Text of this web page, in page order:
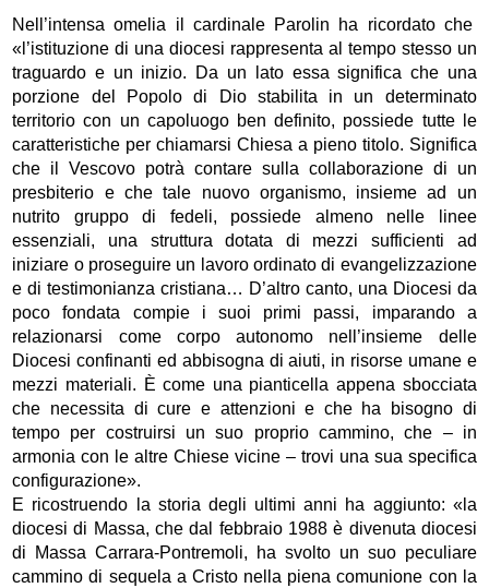
Nell’intensa omelia il cardinale Parolin ha ricordato che
«l’istituzione di una diocesi rappresenta al tempo stesso un
traguardo e un inizio. Da un lato essa significa che una
porzione del Popolo di Dio stabilita in un determinato
territorio con un capoluogo ben definito, possiede tutte le
caratteristiche per chiamarsi Chiesa a pieno titolo. Significa
che il Vescovo potrà contare sulla collaborazione di un
presbiterio e che tale nuovo organismo, insieme ad un
nutrito gruppo di fedeli, possiede almeno nelle linee
essenziali, una struttura dotata di mezzi sufficienti ad
iniziare o proseguire un lavoro ordinato di evangelizzazione
e di testimonianza cristiana… D’altro canto, una Diocesi da
poco fondata compie i suoi primi passi, imparando a
relazionarsi come corpo autonomo nell’insieme delle
Diocesi confinanti ed abbisogna di aiuti, in risorse umane e
mezzi materiali. È come una pianticella appena sbocciata
che necessita di cure e attenzioni e che ha bisogno di
tempo per costruirsi un suo proprio cammino, che – in
armonia con le altre Chiese vicine – trovi una sua specifica
configurazione».
E ricostruendo la storia degli ultimi anni ha aggiunto: «la
diocesi di Massa, che dal febbraio 1988 è divenuta diocesi
di Massa Carrara-Pontremoli, ha svolto un suo peculiare
cammino di sequela a Cristo nella piena comunione con la